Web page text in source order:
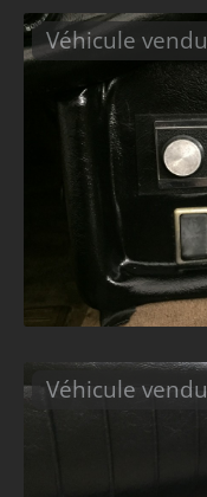
Véhicule vendu
Véhicule vendu